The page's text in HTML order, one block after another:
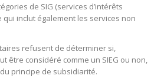
de SIG (services d’intérêts
qui inclut également les services non
refusent de déterminer si,
être considéré comme un SIEG ou non,
principe de subsidiarité.